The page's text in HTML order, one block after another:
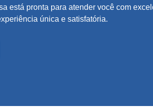
está pronta para atender você com
única e satisfatória.